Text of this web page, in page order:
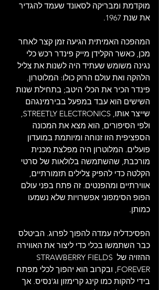
מוקדמת ומבריקה לסאונד שעמד להגדיר
את שנת 1967.
המהפכה האמיתית הגיעה זמן קצר לאחר
מכן, כאשר הקלידן מייק פינדר רכש כלי
נגינה משומש שעתיד היה לשנות את צליל
הלהקה ואת עולם הרוק כולו: המלוטרון.
פינדר הכיר את הכלי היטב; בתחילת שנות
השישים הוא עבד במפעל בבירמינגהם
שייצר אותו, STREETLY ELECTRONICS,
ולפי הסיפורים, הוא מצא את המכונה
הספציפית הזו זנוחה ומיותמת במועדון
פועלים. המלוטרון היה מפלצת מכנית
מורכבת, שהשתמשה בלולאות של סרטי
הקלטה כדי להפיק צלילים תזמורתיים,
אווירתיים ומהפנטים. זה פתח בפני עולם
הפופ הסימפוני אפשרויות שלא נשמעו
כמותן.
הפסיכדליה עמדה להפוך לפרוג. הביטלס
כבר השתמשו בכלי כדי ליצור את האווירה
ההזויה של STRAWBERRY FIELDS
FOREVER, ובקרוב הוא יהפוך לכלי מפתח
בידי להקות כמו קינג קרימזון וג'נסיס. אך